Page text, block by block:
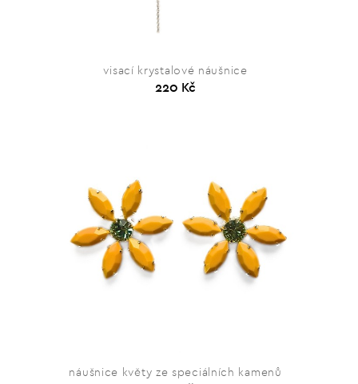
visací krystalové náušnice
220 Kč
náušnice květy ze speciálních kamenů